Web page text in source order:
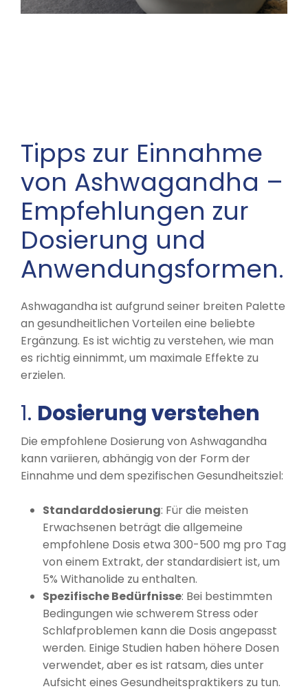
Tipps zur Einnahme
von Ashwagandha –
Empfehlungen zur
Dosierung und
Anwendungsformen.
Ashwagandha ist aufgrund seiner breiten Palette
an gesundheitlichen Vorteilen eine beliebte
Ergänzung. Es ist wichtig zu verstehen, wie man
es richtig einnimmt, um maximale Effekte zu
erzielen.
1. Dosierung verstehen
Die empfohlene Dosierung von Ashwagandha
kann variieren, abhängig von der Form der
Einnahme und dem spezifischen Gesundheitsziel:
Standarddosierung: Für die meisten
Erwachsenen beträgt die allgemeine
empfohlene Dosis etwa 300-500 mg pro Tag
von einem Extrakt, der standardisiert ist, um
5% Withanolide zu enthalten.
Spezifische Bedürfnisse: Bei bestimmten
Bedingungen wie schwerem Stress oder
Schlafproblemen kann die Dosis angepasst
werden. Einige Studien haben höhere Dosen
verwendet, aber es ist ratsam, dies unter
Aufsicht eines Gesundheitspraktikers zu tun.